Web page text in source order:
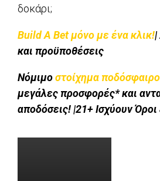
δοκάρι;
Build A Bet μόνο με ένα κλικ!|
και προϋποθέσεις
Νόμιμοστοίχημα ποδόσφαιρο
μεγάλες προσφορές* και
αποδόσεις! |21+ Ισχύουν